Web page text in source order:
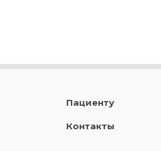
Пациенту
Контакты